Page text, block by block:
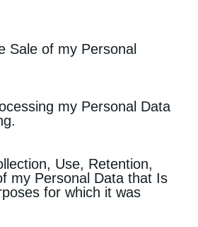
Sale of my Personal
my Personal Data
Use, Retention,
my Personal Data that Is
for which it was
παρέλαβε τον Τίμιο Σταυρό
ύψωσε εκ νέου στον Ναό της
ανήκει σε όλη την
και να το διανείμει σε όλη την